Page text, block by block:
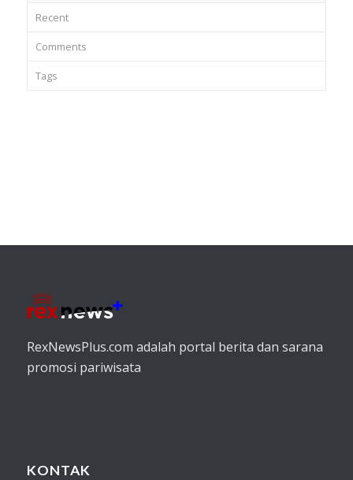
Recent
Comments
Tags
RexNewsPlus.com adalah portal berita dan sarana
promosi pariwisata
KONTAK